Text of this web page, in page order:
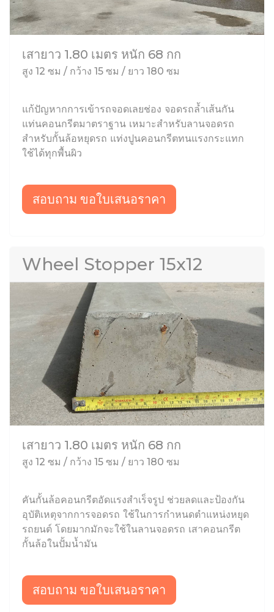
เสายาว 1.80 เมตร หนัก 68 กก
สูง 12 ซม / กว้าง 15 ซม / ยาว 180 ซม
แก้ปัญหากการเข้ารถจอดเลยช่อง จอดรถล้ำเส้นกัน
แท่นคอนกรีตมาตราฐาน เหมาะสำหรับลานจอดรถ
สำหรับกั้นล้อหยุดรถ แท่งปูนคอนกรีตทนแรงกระแทก
ใช้ได้ทุกพื้นผิว
สอบถาม ขอใบเสนอราคา
Wheel Stopper 15x12
เสายาว 1.80 เมตร หนัก 68 กก
สูง 12 ซม / กว้าง 15 ซม / ยาว 180 ซม
คันกั้นล้อคอนกรีตอัดแรงสำเร็จรูป ช่วยลดและป้องกัน
อุบัติเหตุจากการจอดรถ ใช้ในการกำหนดตำแหน่งหยุด
รถยนต์ โดยมากมักจะใช้ในลานจอดรถ เสาคอนกรีต
กั้นล้อในปั้มน้ำมัน
สอบถาม ขอใบเสนอราคา